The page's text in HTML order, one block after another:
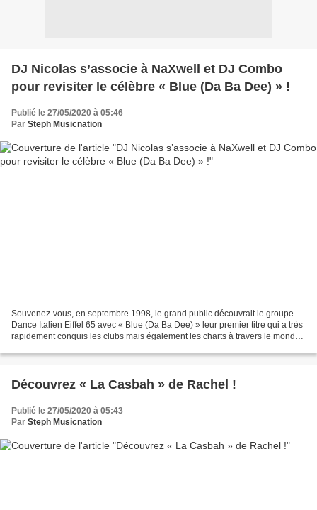
DJ Nicolas s’associe à NaXwell et DJ Combo
pour revisiter le célèbre « Blue (Da Ba Dee) » !
Publié le 27/05/2020 à 05:46
Par Steph Musicnation
Souvenez-vous, en septembre 1998, le grand public découvrait le groupe
Dance Italien Eiffel 65 avec « Blue (Da Ba Dee) » leur premier titre qui a très
rapidement conquis les clubs mais également les charts à travers le monde.
Découvrez « La Casbah » de Rachel !
Publié le 27/05/2020 à 05:43
Par Steph Musicnation